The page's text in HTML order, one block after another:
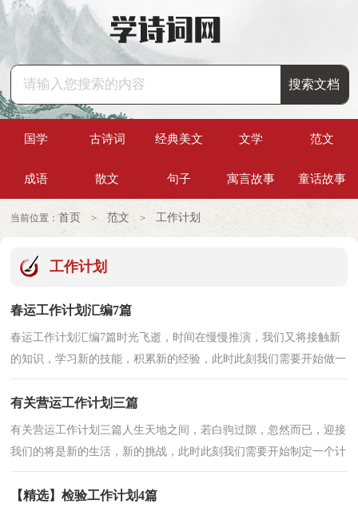
国学 古诗词 经典美文 文学 范文
成语 散文 句子 寓言故事 童话故事
当前位置：首页 > 范文 > 工作计划
工作计划
春运工作计划汇编7篇
春运工作计划汇编7篇时光飞逝，时间在慢慢推演，我们又将接触新
的知识，学习新的技能，积累新的经验，此时此刻我们需要开始做一
有关营运工作计划三篇
有关营运工作计划三篇人生天地之间，若白驹过隙，忽然而已，迎接
我们的将是新的生活，新的挑战，此时此刻我们需要开始制定一个计
【精选】检验工作计划4篇